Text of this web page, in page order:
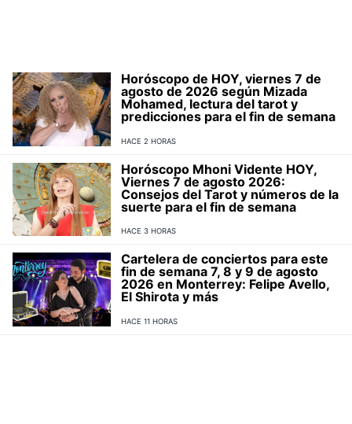
Horóscopo de HOY, viernes 7 de
agosto de 2026 según Mizada
Mohamed, lectura del tarot y
predicciones para el fin de semana
HACE 2 HORAS
Horóscopo Mhoni Vidente HOY,
Viernes 7 de agosto 2026:
Consejos del Tarot y números de la
suerte para el fin de semana
HACE 3 HORAS
Cartelera de conciertos para este
fin de semana 7, 8 y 9 de agosto
2026 en Monterrey: Felipe Avello,
El Shirota y más
HACE 11 HORAS